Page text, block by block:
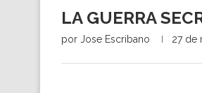
LA GUERRA
por Jose Escribano 27 de